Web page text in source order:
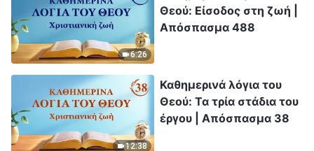
6:26
Θεού: Είσοδος στη ζωή |
Απόσπασμα 488
12:38
Καθημερινά λόγια του
Θεού: Τα τρία στάδια του
έργου | Απόσπασμα 38